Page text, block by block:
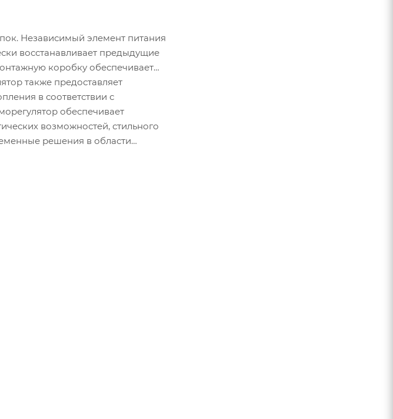
Независимый элемент питания
восстанавливает предыдущие
коробку обеспечивает
также предоставляет
в соответствии с
обеспечивает
возможностей, стильного
решения в области